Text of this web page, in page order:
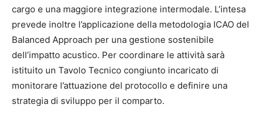
cargo e una maggiore integrazione intermodale. L’intesa
prevede inoltre l’applicazione della metodologia ICAO del
Balanced Approach per una gestione sostenibile
dell’impatto acustico. Per coordinare le attività sarà
istituito un Tavolo Tecnico congiunto incaricato di
monitorare l’attuazione del protocollo e definire una
strategia di sviluppo per il comparto.